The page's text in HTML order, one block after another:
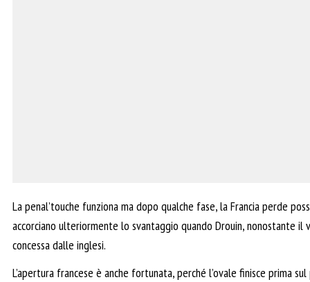
La penal’touche funziona ma dopo qualche fase, la Francia perde
accorciano ulteriormente lo svantaggio quando Drouin, nonostante il
concessa dalle inglesi.
L’apertura francese è anche fortunata, perché l’ovale finisce prima